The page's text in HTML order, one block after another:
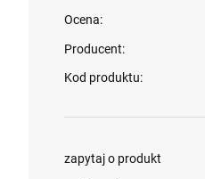
Ocena:
Producent:
Kod produktu:
zapytaj o produkt